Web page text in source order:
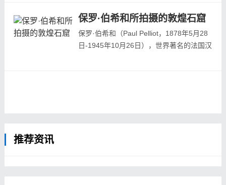
画的临摹。1941年春季-1943年夏季，张大
千与亲属及弟子一直在敦煌临摹壁画。
保罗·伯希和所拍摄的敦煌石窟
保罗·伯希和（Paul Pelliot，1878年5月28
日-1945年10月26日），世界著名的法国汉
推荐资讯